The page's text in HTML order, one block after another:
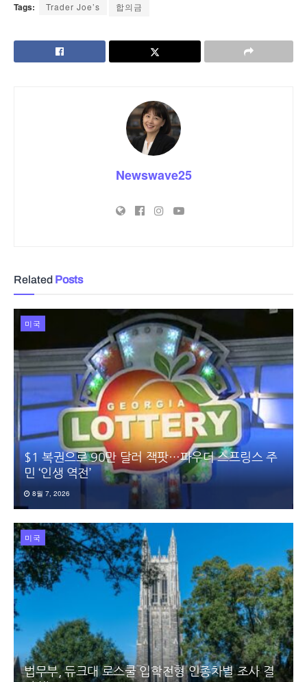
Tags: Trader Joe’s 합의금
Newswave25
Related Posts
미국
$1 복권으로 90만 달러 잭팟…파우더 스프링스 주
민 ‘인생 역전’
8월 7, 2026
미국
법무부, 듀크대 로스쿨 입학전형 인종차별 조사 결